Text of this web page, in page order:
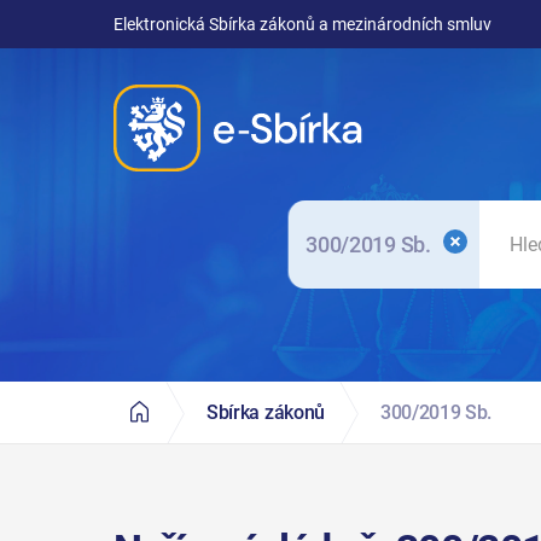
Elektronická Sbírka zákonů a mezinárodních smluv
300/2019 Sb.
Sbírka zákonů 300/2019 Sb.